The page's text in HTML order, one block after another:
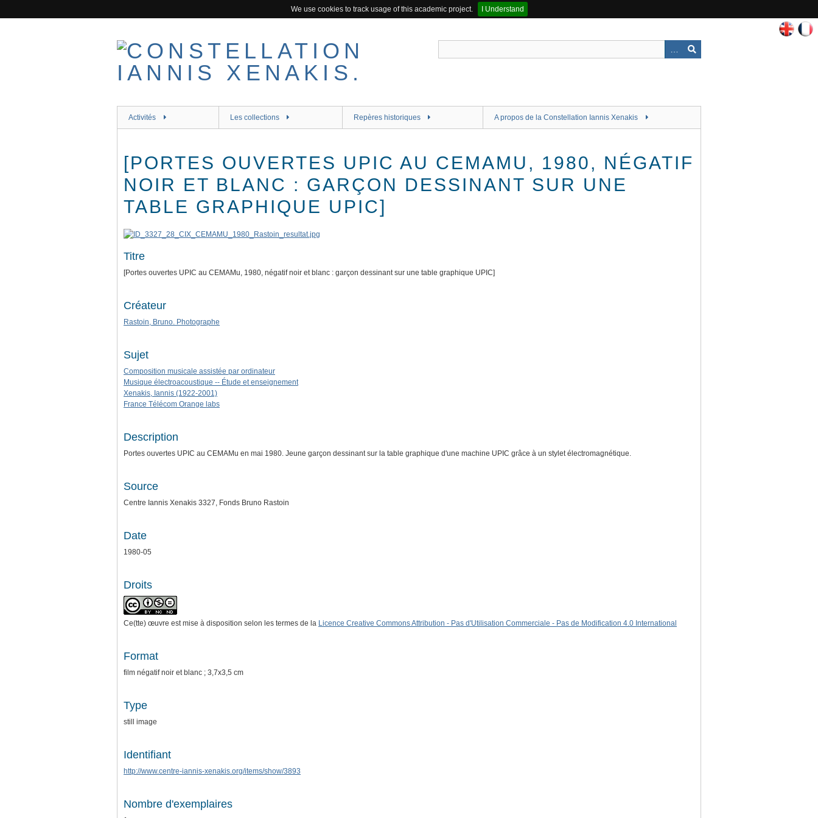
We use cookies to track usage of this academic project.
I Understand
Activités Les collections Repères historiques A propos de la Constellation Iannis Xenakis
[PORTES OUVERTES UPIC AU CEMAMU, 1980, NÉGATIF
NOIR ET BLANC : GARÇON DESSINANT SUR UNE
TABLE GRAPHIQUE UPIC]
Titre
[Portes ouvertes UPIC au CEMAMu, 1980, négatif noir et blanc : garçon dessinant sur une table graphique UPIC]
Créateur
Rastoin, Bruno. Photographe
Sujet
Composition musicale assistée par ordinateur
Musique électroacoustique -- Étude et enseignement
Xenakis, Iannis (1922-2001)
France Télécom Orange labs
Description
Portes ouvertes UPIC au CEMAMu en mai 1980. Jeune garçon dessinant sur la table graphique d'une machine UPIC grâce à un stylet électromagnétique.
Source
Centre Iannis Xenakis 3327, Fonds Bruno Rastoin
Date
1980-05
Droits
Ce(tte) œuvre est mise à disposition selon les termes de la Licence Creative Commons Attribution - Pas d'Utilisation Commerciale - Pas de Modification 4.0 International
Format
film négatif noir et blanc ; 3,7x3,5 cm
Type
still image
Identifiant
http://www.centre-iannis-xenakis.org/items/show/3893
Nombre d'exemplaires